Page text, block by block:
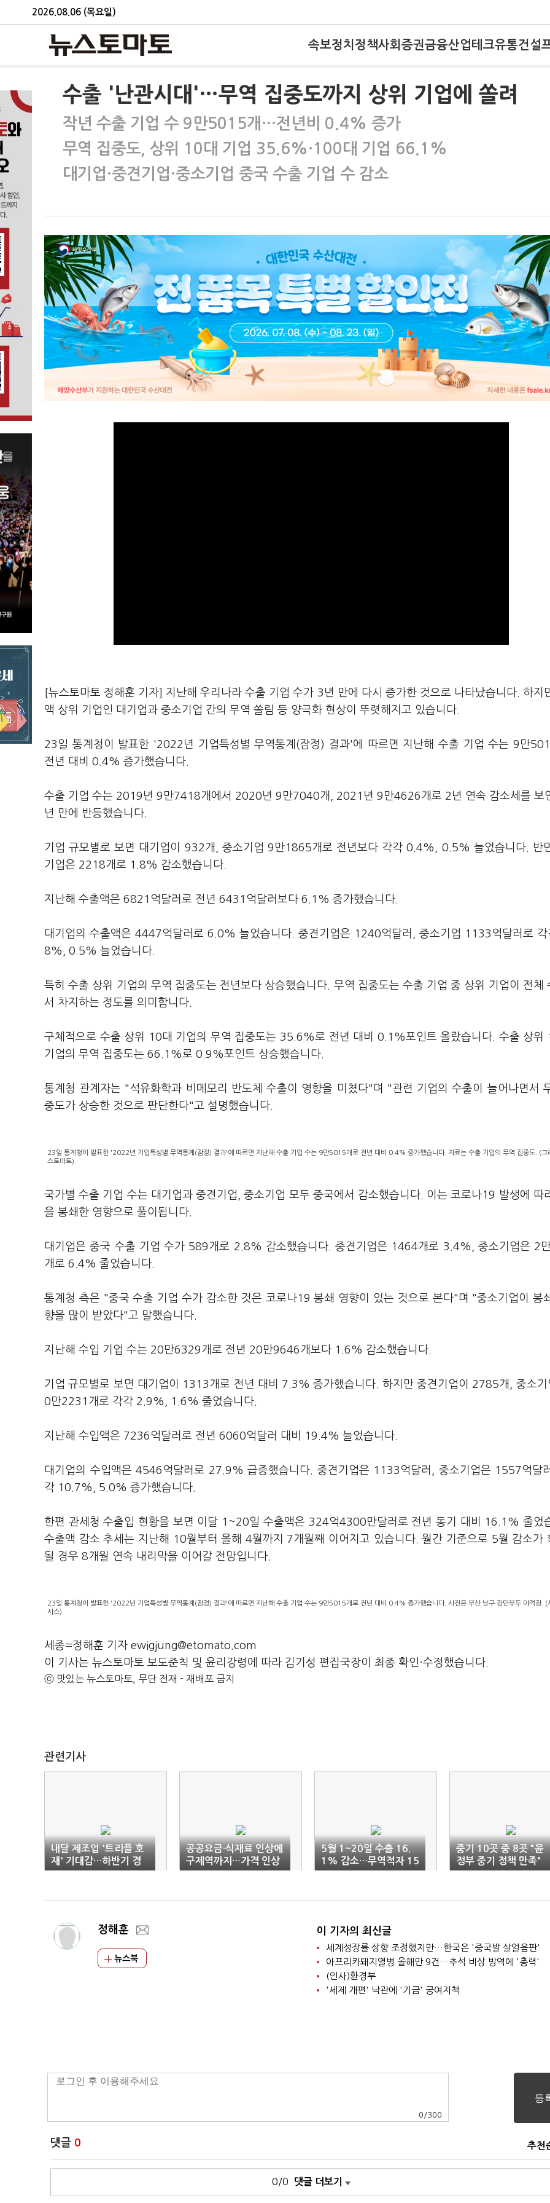
2026.08.06 (목요일)
속보정치 정책사회 증권금융산업테크유통건설
수출 '난관시대'…무역 집중도까지 상위 기업에 쏠려
작년 수출 기업 수 9만5015개…전년비 0.4% 증가
무역 집중도, 상위 10대 기업 35.6%·100대 기업 66.1%
대기업·중견기업·중소기업 중국 수출 기업 수 감소
[뉴스토마토 정해훈 기자] 지난해 우리나라 수출 기업 수가 3년 만에 다시 증가한 것으로 나타났습니다. 하지
액 상위 기업인 대기업과 중소기업 간의 무역 쏠림 등 양극화 현상이 뚜렷해지고 있습니다.
23일 통계청이 발표한 '2022년 기업특성별 무역통계(잠정) 결과'에 따르면 지난해 수출 기업 수는 9만
전년 대비 0.4% 증가했습니다.
수출 기업 수는 2019년 9만7418개에서 2020년 9만7040개, 2021년 9만4626개로 2년 연속 감소세를 보
년 만에 반등했습니다.
기업 규모별로 보면 대기업이 932개, 중소기업 9만1865개로 전년보다 각각 0.4%, 0.5% 늘었습니다. 반
기업은 2218개로 1.8% 감소했습니다.
지난해 수출액은 6821억달러로 전년 6431억달러보다 6.1% 증가했습니다.
대기업의 수출액은 4447억달러로 6.0% 늘었습니다. 중견기업은 1240억달러, 중소기업 1133억달러로
8%, 0.5% 늘었습니다.
특히 수출 상위 기업의 무역 집중도는 전년보다 상승했습니다. 무역 집중도는 수출 기업 중 상위 기업이 전체
서 차지하는 정도를 의미합니다.
구체적으로 수출 상위 10대 기업의 무역 집중도는 35.6%로 전년 대비 0.1%포인트 올랐습니다. 수출 상위
기업의 무역 집중도는 66.1%로 0.9%포인트 상승했습니다.
통계청 관계자는 "석유화학과 비메모리 반도체 수출이 영향을 미쳤다"며 "관련 기업의 수출이 늘어나면서
중도가 상승한 것으로 판단한다"고 설명했습니다.
23일 통계청이 발표한 '2022년 기업특성별 무역통계(잠정) 결과'에 따르면 지난해 수출 기업 수는 9만5015개로 전년 대비 0.4% 증가했습니다. 자료는 수출 기업의 무역 집중도. (그
스토마토)
국가별 수출 기업 수는 대기업과 중견기업, 중소기업 모두 중국에서 감소했습니다. 이는 코로나19 발생에 따
을 봉쇄한 영향으로 풀이됩니다.
대기업은 중국 수출 기업 수가 589개로 2.8% 감소했습니다. 중견기업은 1464개로 3.4%, 중소기업은 2
개로 6.4% 줄었습니다.
통계청 측은 "중국 수출 기업 수가 감소한 것은 코로나19 봉쇄 영향이 있는 것으로 본다"며 "중소기업이 봉
향을 많이 받았다"고 말했습니다.
지난해 수입 기업 수는 20만6329개로 전년 20만9646개보다 1.6% 감소했습니다.
기업 규모별로 보면 대기업이 1313개로 전년 대비 7.3% 증가했습니다. 하지만 중견기업이 2785개, 중소
0만2231개로 각각 2.9%, 1.6% 줄었습니다.
지난해 수입액은 7236억달러로 전년 6060억달러 대비 19.4% 늘었습니다.
대기업의 수입액은 4546억달러로 27.9% 급증했습니다. 중견기업은 1133억달러, 중소기업은 1557억달
각 10.7%, 5.0% 증가했습니다.
한편 관세청 수출입 현황을 보면 이달 1~20일 수출액은 324억4300만달러로 전년 동기 대비 16.1% 줄었
수출액 감소 추세는 지난해 10월부터 올해 4월까지 7개월째 이어지고 있습니다. 월간 기준으로 5월 감소가
될 경우 8개월 연속 내리막을 이어갈 전망입니다.
23일 통계청이 발표한 '2022년 기업특성별 무역통계(잠정) 결과'에 따르면 지난해 수출 기업 수는 9만5015개로 전년 대비 0.4% 증가했습니다. 사진은 부산 남구 감만부두 야적장. (
시스)
세종=정해훈 기자 ewigjung@etomato.com
이 기사는 뉴스토마토 보도준칙 및 윤리강령에 따라 김기성 편집국장이 최종 확인·수정했습니다.
ⓒ 맛있는 뉴스토마토, 무단 전재 - 재배포 금지
관련기사
내달 제조업 '트리플 호
재' 기대감…하반기 경
기 살아나나
공공요금·식재료 인상에
구제역까지…가격 인상
'신호탄'
5월 1~20일 수출 16.
1% 감소…무역적자 15
개월 가능성↑
중기 10곳 중 8곳 "윤
정부 중기 정책 만족"
정해훈
뉴스북
이 기자의 최신글
세계성장률 상향 조정했지만…한국은 '중국발 살얼음판'
아프리카돼지열병 올해만 9건…추석 비상 방역에 '총력'
(인사)환경부
'세제 개편' 낙관에 '기금' 궁여지책
0 /300
댓글 0 추천
0/0 댓글 더보기